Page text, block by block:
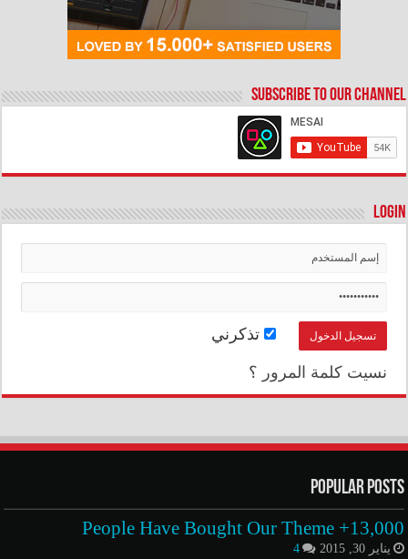
Subscribe to our Channel
Login
تذكرني
نسيت كلمة المرور ؟
Popular Posts
13,000+ People Have Bought Our Theme
يناير 30, 2015 4